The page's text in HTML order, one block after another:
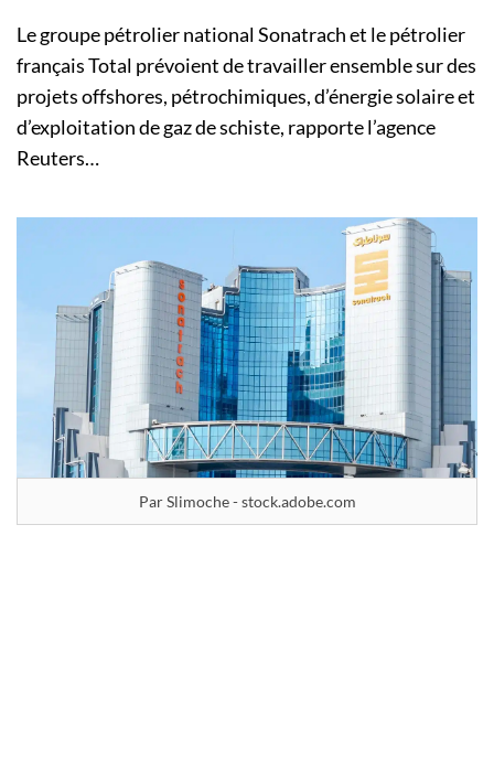
Le groupe pétrolier national Sonatrach et le pétrolier
français Total prévoient de travailler ensemble sur des
projets offshores, pétrochimiques, d’énergie solaire et
d’exploitation de gaz de schiste, rapporte l’agence
Reuters…
Par Slimoche - stock.adobe.com